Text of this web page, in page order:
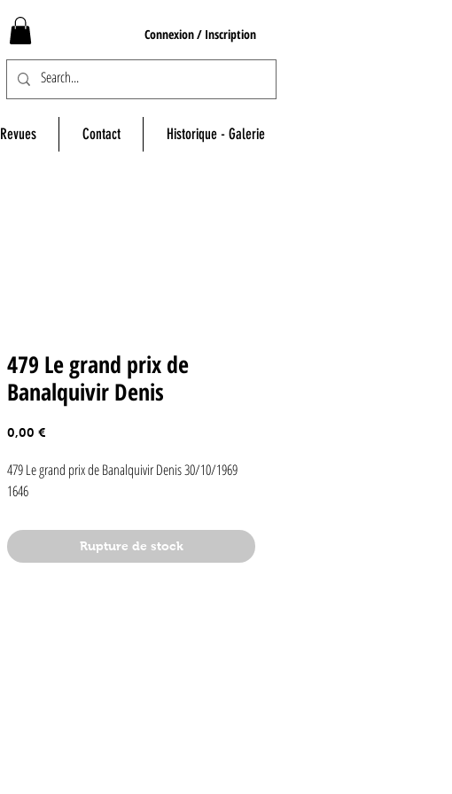
Connexion / Inscription
Revues Contact Historique - Galerie
479 Le grand prix de
Banalquivir Denis
0,00 €
479 Le grand prix de Banalquivir Denis 30/10/1969
1646
Rupture de stock